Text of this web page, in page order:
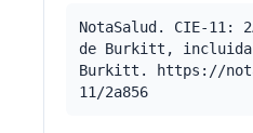
NotaSalud. CIE-11:
de Burkitt, incluida
Burkitt. https://
11/2a856